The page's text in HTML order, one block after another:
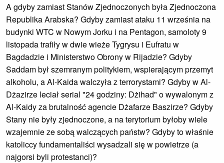
A gdyby zamiast Stanów Zjednoczonych była Zjednoczona
Republika Arabska? Gdyby zamiast ataku 11 września na
budynki WTC w Nowym Jorku i na Pentagon, samoloty 9
listopada trafiły w dwie wieże Tygrysu i Eufratu w
Bagdadzie i Ministerstwo Obrony w Rijadzie? Gdyby
Saddam był szemranym politykiem, wspierającym przemyt
alkoholu, a Al-Kaida walczyła z terrorystami? Gdyby w Al-
Dżazirze leciał serial "24 godziny: Dżihad" o wywalonym z
Al-Kaidy za brutalność agencie Dżafarze Baszirze? Gdyby
Stany nie były zjednoczone, a na terytorium byłoby wiele
wzajemnie ze sobą walczących państw? Gdyby to właśnie
katoliccy fundamentaliści wysadzali się w powietrze (a
najgorsi byli protestanci)?